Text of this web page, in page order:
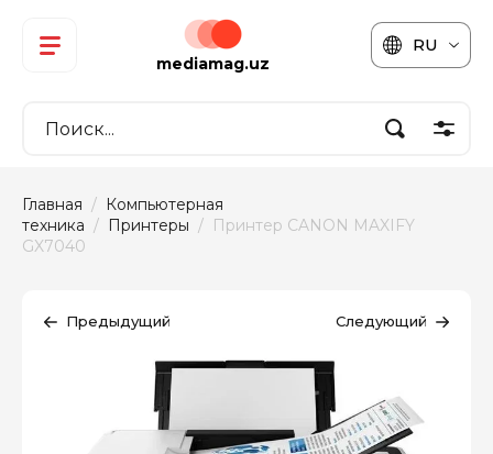
mediamag.uz
RU
Главная / Компьютерная
техника / Принтеры /  Принтер CANON MAXIFY
GX7040
Предыдущий Следующий